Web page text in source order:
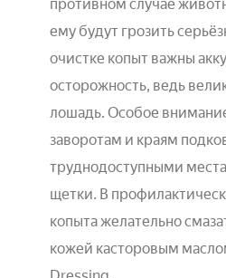
противном случае
ему будут грозить
очистке копыт важны
осторожность, ведь
лошадь. Особое
заворотам и краям
труднодоступными
щетки. В
копыта желательно
кожей касторовым